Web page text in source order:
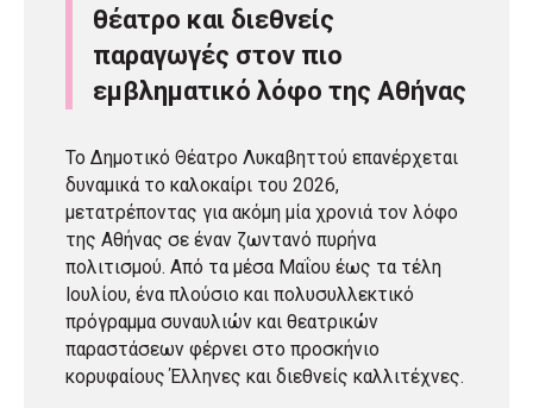
θέατρο και διεθνείς
παραγωγές στον πιο
εμβληματικό λόφο της Αθήνας
Το Δημοτικό Θέατρο Λυκαβηττού επανέρχεται
δυναμικά το καλοκαίρι του 2026,
μετατρέποντας για ακόμη μία χρονιά τον λόφο
της Αθήνας σε έναν ζωντανό πυρήνα
πολιτισμού. Από τα μέσα Μαΐου έως τα τέλη
Ιουλίου, ένα πλούσιο και πολυσυλλεκτικό
πρόγραμμα συναυλιών και θεατρικών
παραστάσεων φέρνει στο προσκήνιο
κορυφαίους Έλληνες και διεθνείς καλλιτέχνες.